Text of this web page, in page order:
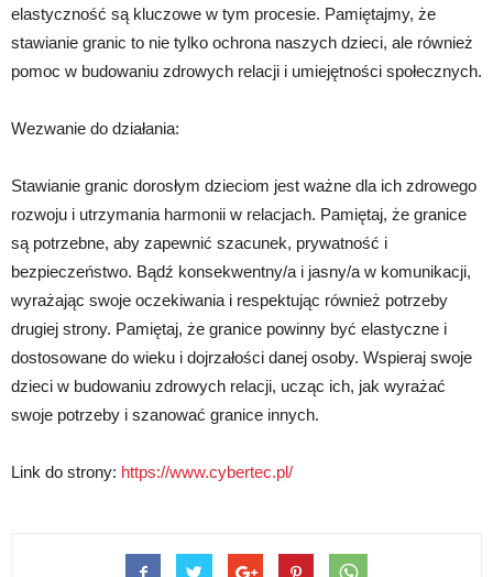
elastyczność są kluczowe w tym procesie. Pamiętajmy, że
stawianie granic to nie tylko ochrona naszych dzieci, ale również
pomoc w budowaniu zdrowych relacji i umiejętności społecznych.
Wezwanie do działania:
Stawianie granic dorosłym dzieciom jest ważne dla ich zdrowego
rozwoju i utrzymania harmonii w relacjach. Pamiętaj, że granice
są potrzebne, aby zapewnić szacunek, prywatność i
bezpieczeństwo. Bądź konsekwentny/a i jasny/a w komunikacji,
wyrażając swoje oczekiwania i respektując również potrzeby
drugiej strony. Pamiętaj, że granice powinny być elastyczne i
dostosowane do wieku i dojrzałości danej osoby. Wspieraj swoje
dzieci w budowaniu zdrowych relacji, ucząc ich, jak wyrażać
swoje potrzeby i szanować granice innych.
Link do strony: https://www.cybertec.pl/